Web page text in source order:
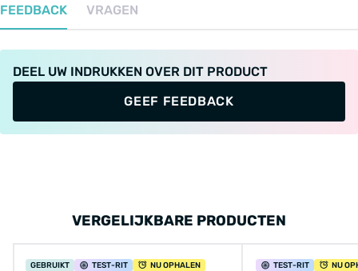
FEEDBACK VRAGEN
DEEL UW INDRUKKEN OVER DIT PRODUCT
GEEF FEEDBACK
VERGELIJKBARE PRODUCTEN
GEBRUIKT TEST-RIT NU OPHALEN TEST-RIT NU